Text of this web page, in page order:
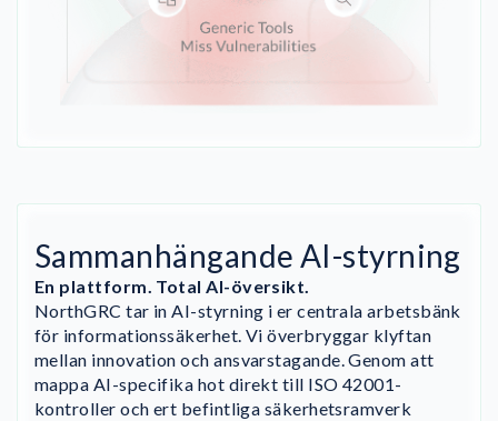
Sammanhängande AI-styrning
En plattform. Total AI-översikt.
NorthGRC tar in AI-styrning i er centrala arbetsbänk
för informationssäkerhet. Vi överbryggar klyftan
mellan innovation och ansvarstagande. Genom att
mappa AI-specifika hot direkt till ISO 42001-
kontroller och ert befintliga säkerhetsramverk